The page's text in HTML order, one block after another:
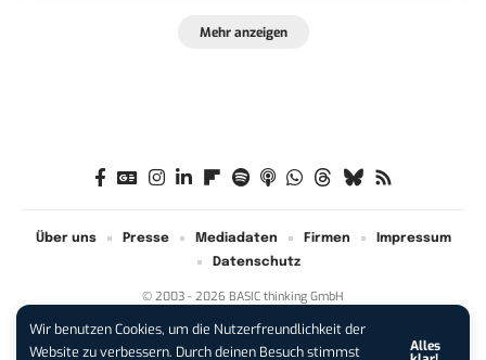
Wir benutzen Cookies, um die Nutzerfreundlichkeit der
Website zu verbessern. Durch deinen Besuch stimmst
Alles
Mehr anzeigen
© 2003 - 2026 BASIC thinking GmbH
Über uns Presse Mediadaten Firmen
Impressum
Datenschutz
iPhone 17 Pro sichern:Für 1 € +